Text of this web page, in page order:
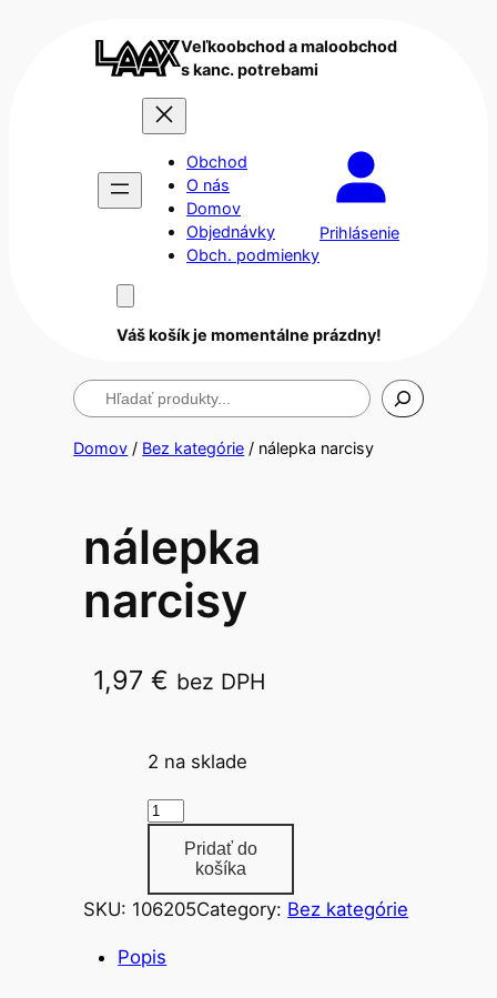
Veľkoobchod a maloobchod
s kanc. potrebami
Obchod
O nás
Domov
Objednávky
Obch. podmienky
Prihlásenie
Váš košík je momentálne prázdny!
Hľadanie
Domov / Bez kategórie / nálepka narcisy
nálepka
narcisy
1,97€ bez DPH
2 na sklade
m
ž
s
t
Pridať do
košíka
SKU: 106205Category: Bez kategórie
Popis